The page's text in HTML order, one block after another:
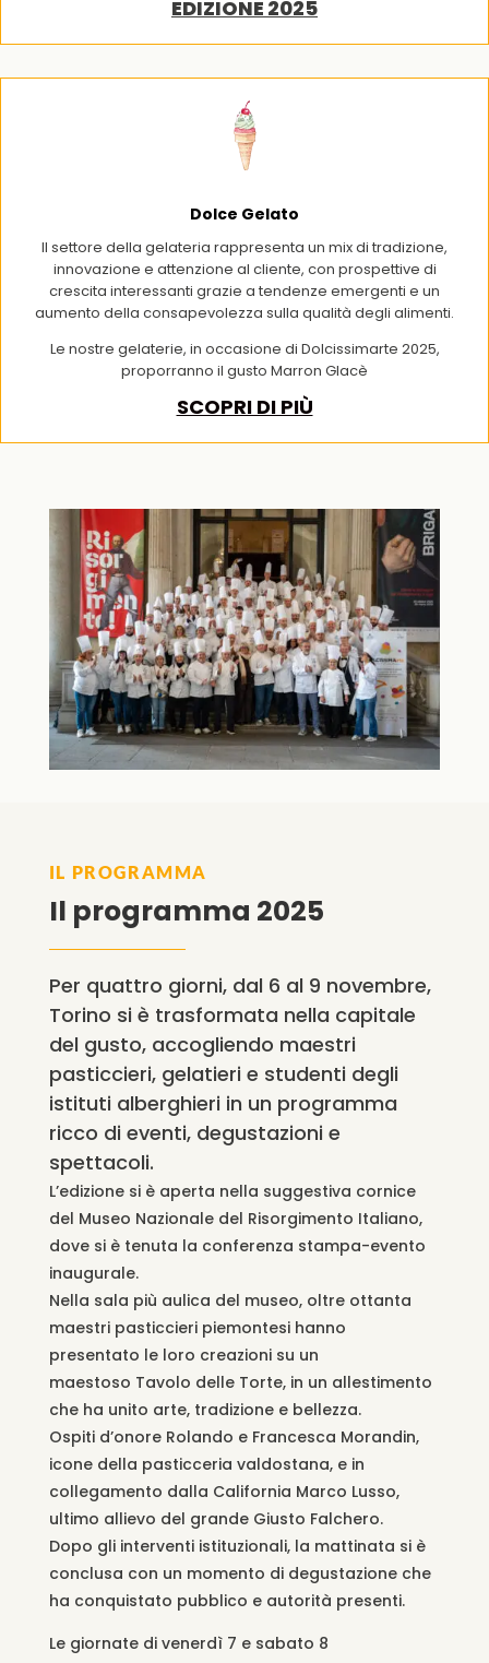
EDIZIONE 2025
Dolce Gelato
Il settore della gelateria rappresenta un mix di tradizione,
innovazione e attenzione al cliente, con prospettive di
crescita interessanti grazie a tendenze emergenti e un
aumento della consapevolezza sulla qualità degli alimenti.
Le nostre gelaterie, in occasione di Dolcissimarte 2025,
proporranno il gusto Marron Glacè
SCOPRI DI PIÙ
IL PROGRAMMA
Il programma 2025
Per quattro giorni, dal 6 al 9 novembre,
Torino si è trasformata nella capitale
del gusto, accogliendo maestri
pasticcieri, gelatieri e studenti degli
istituti alberghieri in un programma
ricco di eventi, degustazioni e
spettacoli.
L’edizione si è aperta nella suggestiva cornice
del Museo Nazionale del Risorgimento Italiano,
dove si è tenuta la conferenza stampa-evento
inaugurale.
Nella sala più aulica del museo, oltre ottanta
maestri pasticcieri piemontesi hanno
presentato le loro creazioni su un
maestoso Tavolo delle Torte, in un allestimento
che ha unito arte, tradizione e bellezza.
Ospiti d’onore Rolando e Francesca Morandin,
icone della pasticceria valdostana, e in
collegamento dalla California Marco Lusso,
ultimo allievo del grande Giusto Falchero.
Dopo gli interventi istituzionali, la mattinata si è
conclusa con un momento di degustazione che
ha conquistato pubblico e autorità presenti.
Le giornate di venerdì 7 e sabato 8